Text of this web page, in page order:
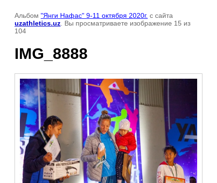
Альбом "Янги Нафас" 9-11 октября 2020г. с сайта
uzathletics.uz . Вы просматриваете изображение 15 из
104
IMG_8888